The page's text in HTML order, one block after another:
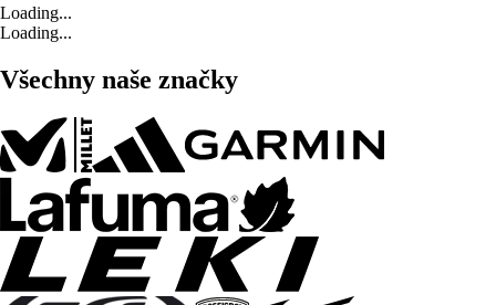
Loading...
Loading...
Všechny naše značky